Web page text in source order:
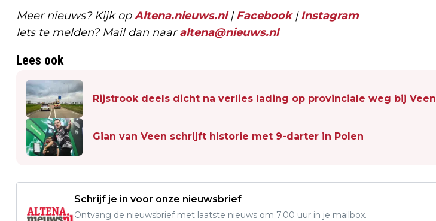
Meer nieuws? Kijk opAltena.nieuws.nl|Facebook|Instagram
Iets te melden? Mail dan naaraltena@nieuws.nl
Lees ook
Rijstrook deels dicht na verlies lading op provinciale weg bij Veen
Gian van Veen schrijft historie met 9-darter in Polen
Schrijf je in voor onze nieuwsbrief
Ontvang de nieuwsbrief met laatste nieuws om 7.00 uur in je mailbox.